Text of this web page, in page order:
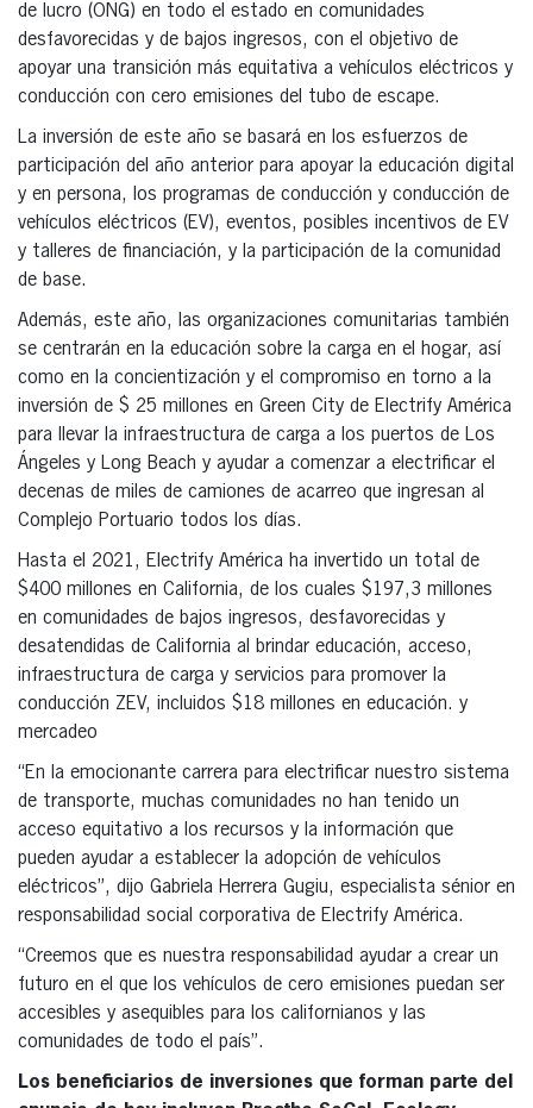
de lucro (ONG) en todo el estado en comunidades
desfavorecidas y de bajos ingresos, con el objetivo de
apoyar una transición más equitativa a vehículos eléctricos y
conducción con cero emisiones del tubo de escape.
La inversión de este año se basará en los esfuerzos de
participación del año anterior para apoyar la educación digital
y en persona, los programas de conducción y conducción de
vehículos eléctricos (EV), eventos, posibles incentivos de EV
y talleres de financiación, y la participación de la comunidad
de base.
Además, este año, las organizaciones comunitarias también
se centrarán en la educación sobre la carga en el hogar, así
como en la concientización y el compromiso en torno a la
inversión de $ 25 millones en Green City de Electrify América
para llevar la infraestructura de carga a los puertos de Los
Ángeles y Long Beach y ayudar a comenzar a electrificar el
decenas de miles de camiones de acarreo que ingresan al
Complejo Portuario todos los días.
Hasta el 2021, Electrify América ha invertido un total de
$400 millones en California, de los cuales $197,3 millones
en comunidades de bajos ingresos, desfavorecidas y
desatendidas de California al brindar educación, acceso,
infraestructura de carga y servicios para promover la
conducción ZEV, incluidos $18 millones en educación. y
mercadeo
“En la emocionante carrera para electrificar nuestro sistema
de transporte, muchas comunidades no han tenido un
acceso equitativo a los recursos y la información que
pueden ayudar a establecer la adopción de vehículos
eléctricos”, dijo Gabriela Herrera Gugiu, especialista sénior en
responsabilidad social corporativa de Electrify América.
“Creemos que es nuestra responsabilidad ayudar a crear un
futuro en el que los vehículos de cero emisiones puedan ser
accesibles y asequibles para los californianos y las
comunidades de todo el país”.
Los beneficiarios de inversiones que forman parte del